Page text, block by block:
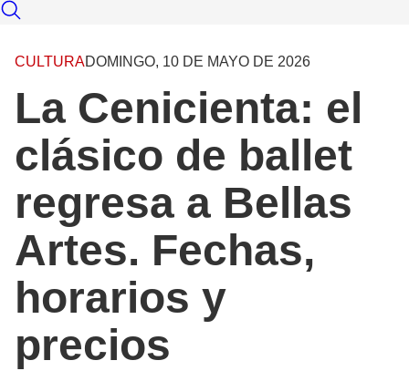
CULTURADOMINGO, 10 DE MAYO DE 2026
La Cenicienta: el
clásico de ballet
regresa a Bellas
Artes. Fechas,
horarios y
precios